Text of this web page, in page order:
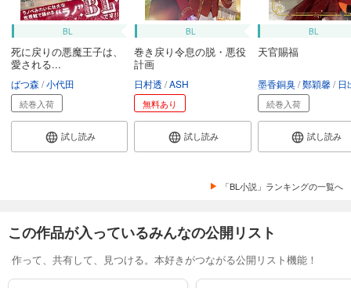
BL
死に戻りの悪魔王子は、
愛される...
ばつ森 小代田
続巻入荷
試し読み
BL
巻き戻り令息の脱・悪役
計画
日村透 ASH
無料あり
試し読み
BL
天官賜福
墨香銅臭 鄭穎馨 日出的
続巻入荷
試し読み
「BL小説」ランキングの一覧へ
この作品が入っているみんなの公開リスト
作って、共有して、見つける。本好きがつながる公開リスト機能！